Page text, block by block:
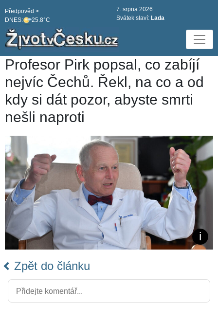
DNES: 25.8°C
Předpověd >
7. srpna 2026
Svátek slaví: Lada
Profesor Pirk popsal, co zabíjí
nejvíc Čechů. Řekl, na co a od
kdy si dát pozor, abyste smrti
nešli naproti
Zpět do článku